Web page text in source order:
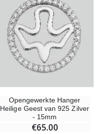
Opengewerkte Hanger
Heilige Geest van 925 Zilver
- 15mm
€65.00